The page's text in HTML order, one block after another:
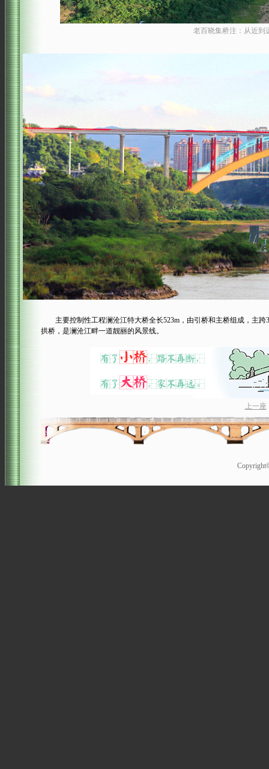
老百晓集桥注：从近到
主要控制性工程澜沧江特大桥全长523m，由引桥和主桥组成，主跨
拱桥，是澜沧江畔一道靓丽的风景线。
上一座